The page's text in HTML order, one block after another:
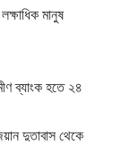
মানুষ
ব্যাংক হতে ২৪
দুতাবাস থেকে